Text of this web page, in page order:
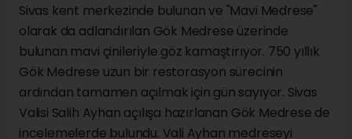
Sivas kent merkezinde bulunan ve "Mavi Medrese"
olarak da adlandırılan Gök Medrese üzerinde
bulunan mavi çinileriyle göz kamaştırıyor. 750 yıllık
Gök Medrese uzun bir restorasyon sürecinin
ardından tamamen açılmak için gün sayıyor. Sivas
Valisi Salih Ayhan açılışa hazırlanan Gök Medrese de
incelemelerde bulundu. Vali Ayhan medreseyi